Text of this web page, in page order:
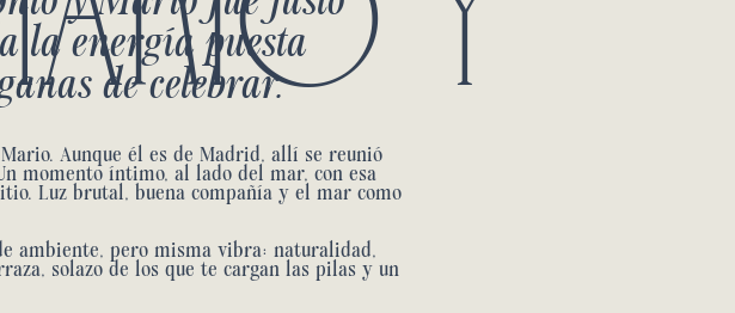
la energía puesta
de celebrar.
Aunque él es de Madrid, allí se reunió
momento íntimo, al lado del mar, con esa
Luz brutal, buena compañía y el mar como
ambiente, pero misma vibra: naturalidad,
solazo de los que te cargan las pilas y un